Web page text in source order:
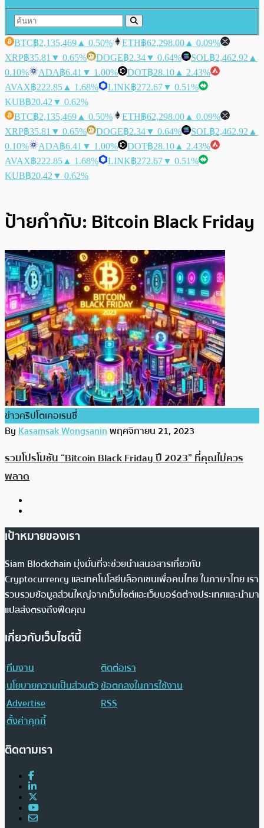
BTC฿2,135,469 ▲ 0.50% ETH฿62,298.00 ▲ 0.09%
XRP฿35.81 ▼ 0.65% DOGE฿2.34▼ 0.64% SOL฿2,462.92 ▲
0.10%
ADA฿6.41 ▼ 1.00% DOT฿28.10 ▲ 2.43%
AVAX฿222.85 ▲ 1.68% LINK฿272.67▼ 0.51%
KUB฿20.42 ▼ 0.62%
BTC฿2,135,469 ▲ 0.50% ETH฿62,298.00 ▲ 0.09%
XRP฿35.81 ▼ 0.65% DOGE฿2.34▼ 0.64% SOL฿2,462.92 ▲
0.10%
ADA฿6.41 ▼ 1.00% DOT฿28.10 ▲ 2.43%
AVAX฿222.85 ▲ 1.68% LINK฿272.67▼ 0.51%
KUB฿20.42 ▼ 0.62%
ป้ายกำกับ: Bitcoin Black Friday
ข่าวคริปโตเคอเรนซี่
ByKasamsak Wongsaninพฤศจิกายน 21, 2023
รวมโปรโมชัน “Bitcoin Black Friday ปี 2023” ที่คุณไม่ควร
พลาด
เป้าหมายของเรา
Siam Blockchain มุ่งมั่นที่จะช่วยนำเสนอสารเกี่ยวกับ
Cryptocurrency และเทคโนโลยีบล็อกเชนเพื่อคนไทย ในภาษาไทย เรา
รวบรวมข้อมูลส่วนใหญ่จากเว็บไซต์และเว็บบอร์ดต่างประเทศและนำมา
แปลส่งตรงถึงฟีดคุณ
เกี่ยวกับเว็บไซต์นี้
ทีมงาน
ติดต่อเรา
นโยบายความเป็นส่วนตัวข้อตกลงในการใช้งาน
Advertise
RSS
ตั้งค่าคุกกี้
ติดตามเรา